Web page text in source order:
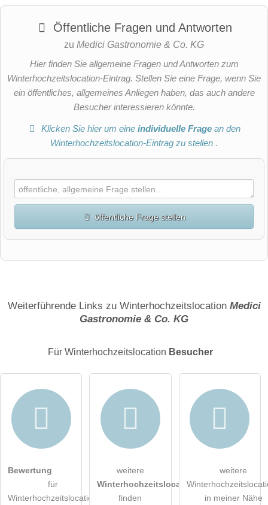
Öffentliche Fragen und Antworten
zu Medici Gastronomie & Co. KG
Hier finden Sie allgemeine Fragen und Antworten zum
Winterhochzeitslocation-Eintrag. Stellen Sie eine Frage, wenn Sie
ein öffentliches, allgemeines Anliegen haben, das auch andere
Besucher interessieren könnte.
Klicken Sie hier um eineindividuelle Frage an den
Winterhochzeitslocation-Eintrag zu stellen .
öffentliche Frage stellen
E-Mail-Adresse (wird nicht veröffentlicht)
Die Datenschutzerklärung habe ich zur Kenntnis genommen.
Weiterführende Links zu Winterhochzeitslocation Medici
Gastronomie & Co. KG
Für Winterhochzeitslocation Besucher
Bewertung
für
Winterhochzeitslocation
weitere
Winterhochzeitslocations
finden
weitere
in meiner Nähe